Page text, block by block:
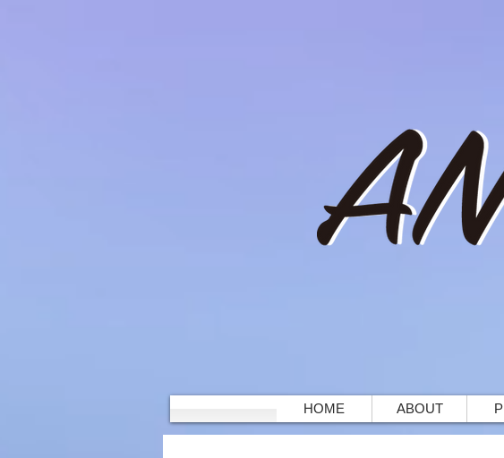
HOME ABOUT